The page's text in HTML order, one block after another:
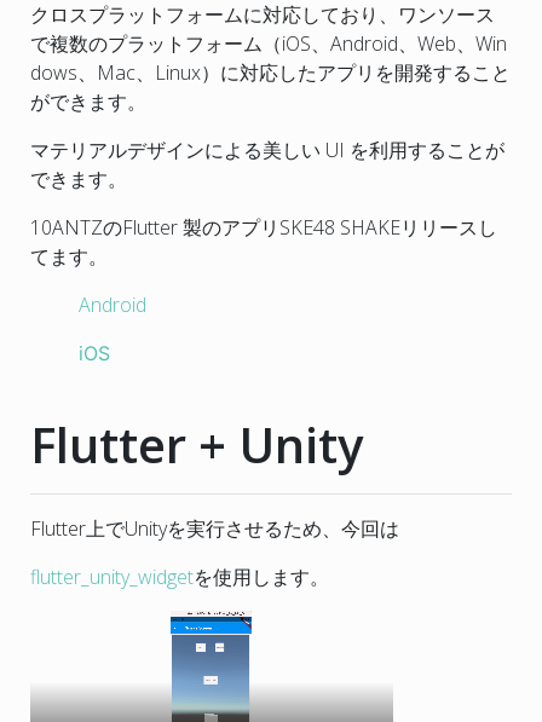
クロスプラットフォームに対応しており、ワンソース
で複数のプラットフォーム（iOS、Android、Web、Win
dows、Mac、Linux）に対応したアプリを開発すること
ができます。
マテリアルデザインによる美しい UI を利用することが
できます。
10ANTZのFlutter 製のアプリSKE48 SHAKEリリースし
てます。
Android
iOS
Flutter + Unity
Flutter上でUnityを実行させるため、今回は
flutter_unity_widgetを使用します。